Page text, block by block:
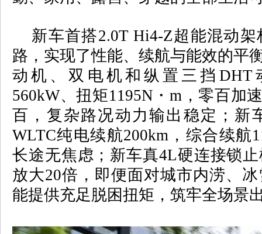
新车首搭2.0T Hi4-Z超能混动架
路，实现了性能、续航与能效的平
动机、双电机和纵置三挡 DHT
560kW、扭矩1195N ・m ，零百加
百，复杂路况动力输出稳定；新
WLTC纯电续航200km，综合续航
长途无焦虑；新车真4L硬连接锁
放大20倍，即便面对城市内涝、
能提供充足脱困扭矩，筑牢全场景